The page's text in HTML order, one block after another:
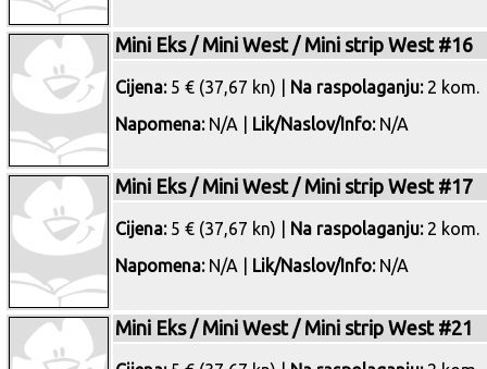
Mini Eks / Mini West / Mini strip West #16
Cijena:5 € (37,67 kn) | Na raspolaganju:2 kom.
Napomena:N/A | Lik/Naslov/Info:N/A
Mini Eks / Mini West / Mini strip West #17
Cijena:5 € (37,67 kn) | Na raspolaganju:2 kom.
Napomena:N/A | Lik/Naslov/Info:N/A
Mini Eks / Mini West / Mini strip West #21